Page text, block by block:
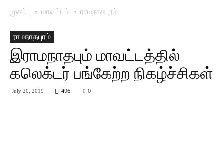
முகப்பு மாவட்டம் ராமநாதபுரம்
ராமநாதபுரம்
இராமநாதபும் மாவட்டத்தில்
கலெக்டர் பங்கேற்ற நிகழ்ச்சிகள்
July 20, 2019 496 0